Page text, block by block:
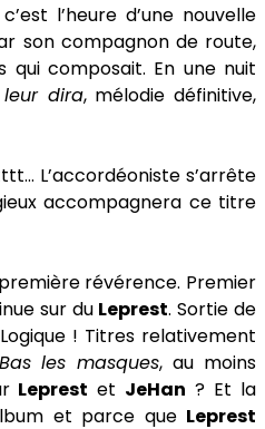
l’heure d’une nouvelle
son compagnon de route,
composait. En une nuit
dira, mélodie définitive,
L’accordéoniste s’arrête
accompagnera ce titre
révérence. Premier
sur du Leprest. Sortie de
! Titres relativement
Bas les masques, au moins
Leprest et JeHan ? Et la
et parce que Leprest